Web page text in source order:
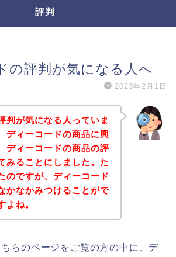
評判
の評判が気になる人へ
2023年2月1日
判が気になる人っていま
ディーコードの商品に興
ディーコードの商品の評
みることにしました。た
のですが、ディーコード
かなかみつけることがで
よね。
らのページをご覧の方の中に、デ